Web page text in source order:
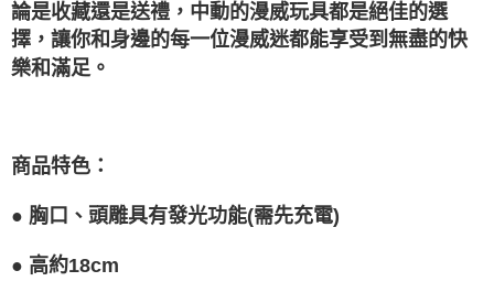
【注意事項】
１．透過由恩沛科技股份有限公司提供之「AFTEE先享後付」服務完成之交
易，需依本服務之必要範圍內提供個人資料，並將交易相關給付款項請求債
權轉讓予恩沛科技股份有限公司。
「AFTEE先享後付」，若未經同意申辦者引起之損失，本公司不負相關責
任。
時審查核予不同之上限額度；若仍有額度不足之情形，本公司將視審查結果
５．嚴禁一人註冊多個帳號或使用他人資訊註冊。若發現惡意使用之情形，
恩沛科技股份有限公司將有權停止該用戶之使用額度並採取法律行動。
宅配-離島
每筆NT$300
論是收藏還是送禮，中動的漫威玩具都是絕佳的選
擇，讓你和身邊的每一位漫威迷都能享受到無盡的快
樂和滿足。
商品特色：
● 胸口、頭雕具有發光功能(需先充電)
● 高約18cm